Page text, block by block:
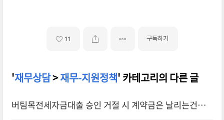
11 구독하기
'재무상담>재무-지원정책' 카테고리의 다른 글
버팀목전세자금대출 승인 거절 시 계약금은 날리는건가